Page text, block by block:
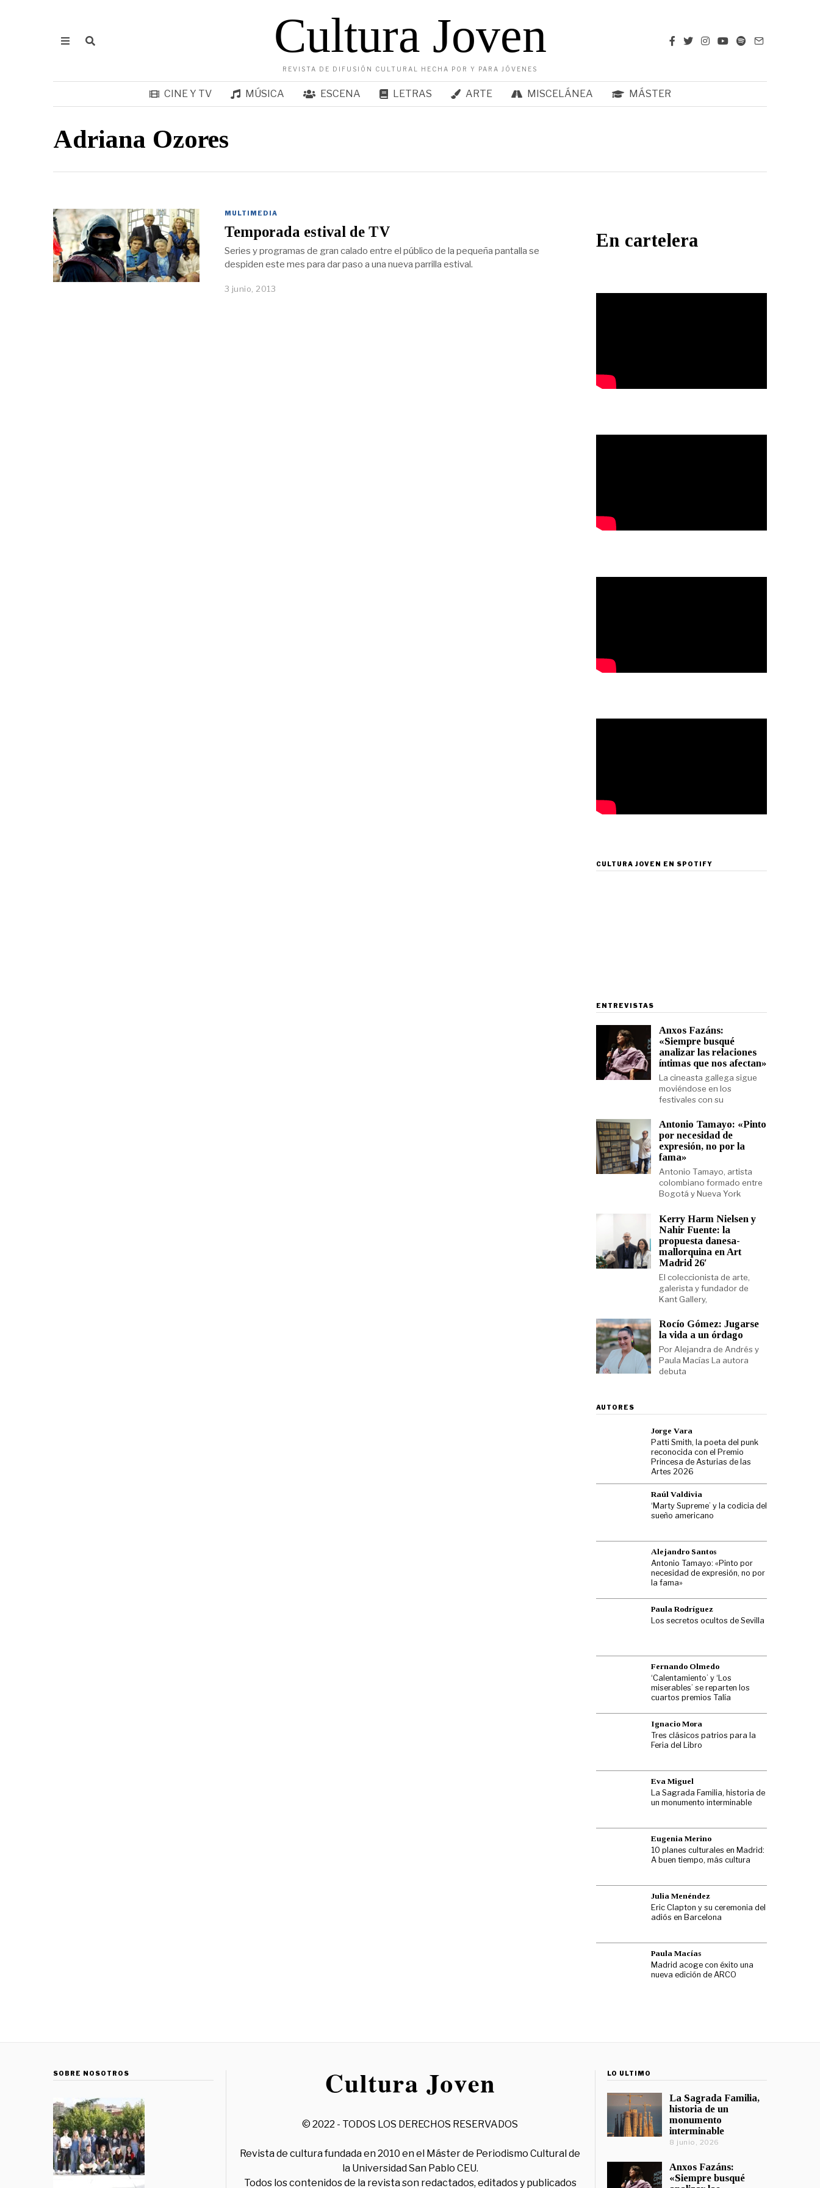
Cultura Joven
REVISTA DE DIFUSIÓN CULTURAL HECHA POR Y PARA JÓVENES
CINE Y TV MÚSICA ESCENA LETRAS ARTE MISCELÁNEA MÁSTER
Adriana Ozores
MULTIMEDIA
Temporada estival de TV
Series y programas de gran calado entre el público de la pequeña pantalla se
despiden este mes para dar paso a una nueva parrilla estival.
3 junio, 2013
En cartelera
CULTURA JOVEN EN SPOTIFY
ENTREVISTAS
Anxos Fazáns:
«Siempre busqué
analizar las relaciones
íntimas que nos afectan»
La cineasta gallega sigue
moviéndose en los
festivales con su
Antonio Tamayo: «Pinto
por necesidad de
expresión, no por la
fama»
Antonio Tamayo, artista
colombiano formado entre
Bogotá y Nueva York
Kerry Harm Nielsen y
Nahir Fuente: la
propuesta danesa-
mallorquina en Art
Madrid 26′
El coleccionista de arte,
galerista y fundador de
Kant Gallery,
Rocío Gómez: Jugarse
la vida a un órdago
Por Alejandra de Andrés y
Paula Macías La autora
debuta
AUTORES
Jorge Vara
Patti Smith, la poeta del punk
reconocida con el Premio
Princesa de Asturias de las
Artes 2026
Raúl Valdivia
‘Marty Supreme’ y la codicia del
sueño americano
Alejandro Santos
Antonio Tamayo: «Pinto por
necesidad de expresión, no por
la fama»
Paula Rodríguez
Los secretos ocultos de Sevilla
Fernando Olmedo
‘Calentamiento’ y ‘Los
miserables’ se reparten los
cuartos premios Talía
Ignacio Mora
Tres clásicos patrios para la
Feria del Libro
Eva Miguel
La Sagrada Familia, historia de
un monumento interminable
Eugenia Merino
10 planes culturales en Madrid:
A buen tiempo, más cultura
Julia Menéndez
Eric Clapton y su ceremonia del
adiós en Barcelona
Paula Macías
Madrid acoge con éxito una
nueva edición de ARCO
SOBRE NOSOTROS
© 2022 - TODOS LOS DERECHOS RESERVADOS
Revista de cultura fundada en 2010 en el Máster de Periodismo Cultural de
la Universidad San Pablo CEU.
Todos los contenidos de la revista son redactados, editados y publicados
LO ÚLTIMO
La Sagrada Familia,
historia de un
monumento
interminable
8 junio, 2026
Anxos Fazáns:
«Siempre busqué